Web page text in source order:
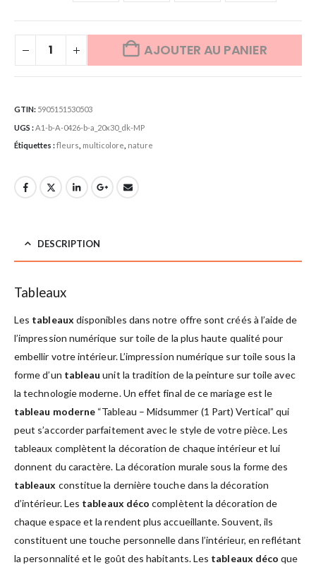
AJOUTER AU PANIER
GTIN: 5905151530503
UGS : A1-b-A-0426-b-a_20x30_dk-MP
Étiquettes :fleurs multicolore nature
DESCRIPTION
Tableaux
Les tableaux disponibles dans notre offre sont créés à l’aide de
l’impression numérique sur toile de la plus haute qualité pour
embellir votre intérieur. L’impression numérique sur toile sous la
forme d’un tableau unit la tradition de la peinture sur toile avec
la technologie moderne. Un effet final de ce mariage est le
tableau moderne “Tableau – Midsummer (1 Part) Vertical” qui
peut s’accorder parfaitement avec le style de votre pièce. Les
tableaux complètent la décoration de chaque intérieur et lui
donnent du caractère. La décoration murale sous la forme des
tableaux constitue la dernière touche dans la décoration
d’intérieur. Les tableaux déco complètent la décoration de
chaque espace et la rendent plus accueillante. Souvent, ils
constituent une touche personnelle dans l’intérieur, en reflétant
la personnalité et le goût des habitants. Les tableaux déco que